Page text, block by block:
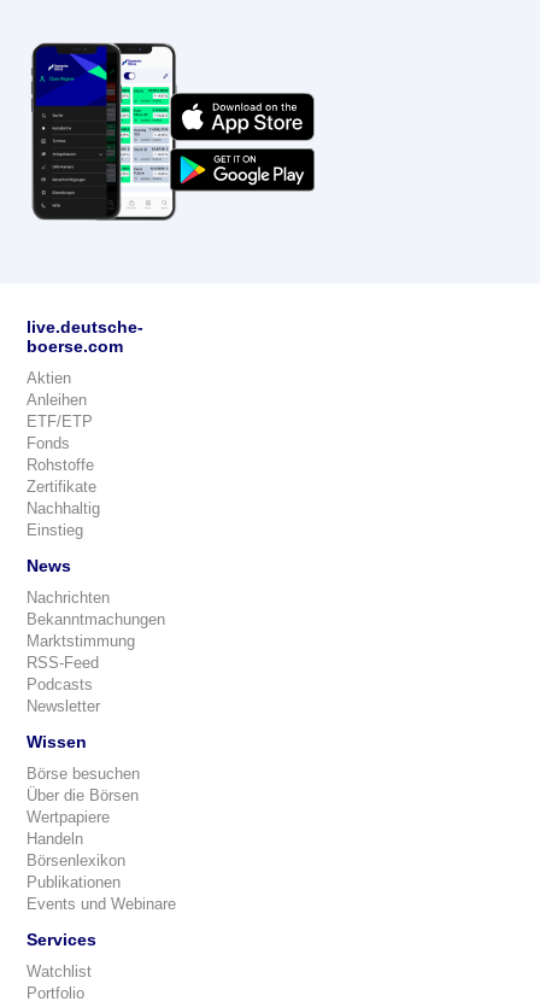
live.deutsche-
boerse.com
Aktien
Anleihen
ETF/ETP
Fonds
Rohstoffe
Zertifikate
Nachhaltig
Einstieg
News
Nachrichten
Bekanntmachungen
Marktstimmung
RSS-Feed
Podcasts
Newsletter
Wissen
Börse besuchen
Über die Börsen
Wertpapiere
Handeln
Börsenlexikon
Publikationen
Events und Webinare
Services
Watchlist
Portfolio